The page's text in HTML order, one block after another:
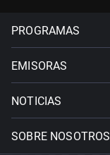
PROGRAMAS
EMISORAS
NOTICIAS
SOBRE NOSOTROS